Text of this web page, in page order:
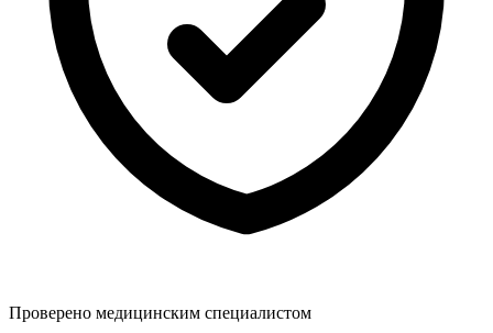
Проверено медицинским специалистом